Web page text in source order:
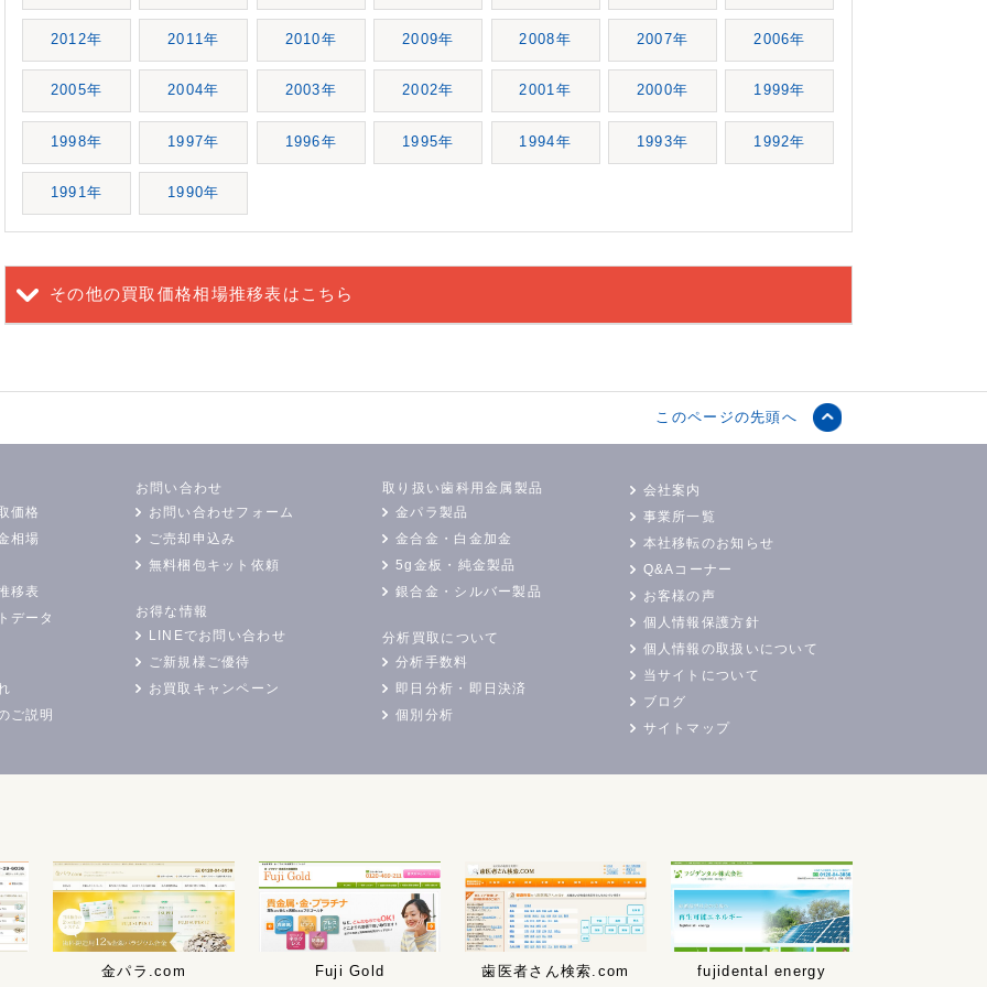
2012年 2011年 2010年 2009年 2008年 2007年 2006年
2005年 2004年 2003年 2002年 2001年 2000年 1999年
1998年 1997年 1996年 1995年 1994年 1993年 1992年
1991年 1990年
その他の買取価格相場推移表はこちら
このページの先頭へ
価格
相場
移表
データ
ご説明
お問い合わせ
お問い合わせフォーム
ご売却申込み
無料梱包キット依頼
お得な情報
LINEでお問い合わせ
ご新規様ご優待
お買取キャンペーン
取り扱い歯科用金属製品
金パラ製品
金合金・白金加金
5g金板・純金製品
銀合金・シルバー製品
分析買取について
分析手数料
即日分析・即日決済
個別分析
会社案内
事業所一覧
本社移転のお知らせ
Q&Aコーナー
お客様の声
個人情報保護方針
個人情報の取扱いについて
当サイトについて
ブログ
サイトマップ
金パラ.com Fuji Gold 歯医者さん検索.com fujidental energy